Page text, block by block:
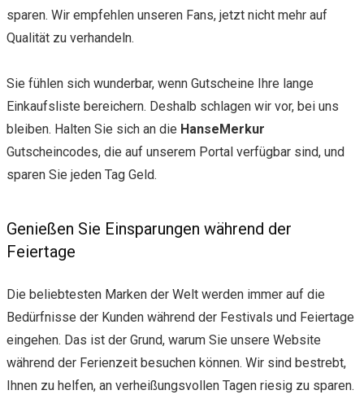
sparen. Wir empfehlen unseren Fans, jetzt nicht mehr auf
Qualität zu verhandeln.
Sie fühlen sich wunderbar, wenn Gutscheine Ihre lange
Einkaufsliste bereichern. Deshalb schlagen wir vor, bei uns
bleiben. Halten Sie sich an die HanseMerkur
Gutscheincodes, die auf unserem Portal verfügbar sind, und
sparen Sie jeden Tag Geld.
Genießen Sie Einsparungen während der
Feiertage
Die beliebtesten Marken der Welt werden immer auf die
Bedürfnisse der Kunden während der Festivals und Feiertage
eingehen. Das ist der Grund, warum Sie unsere Website
während der Ferienzeit besuchen können. Wir sind bestrebt,
Ihnen zu helfen, an verheißungsvollen Tagen riesig zu sparen.